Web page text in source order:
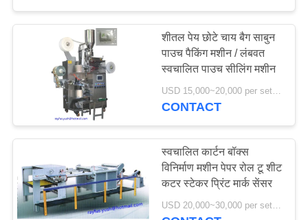
शीतल पेय छोटे चाय बैग साबुन
पाउच पैकिंग मशीन / लंबवत
स्वचालित पाउच सीलिंग मशीन
USD 15,000~20,000 per set MOQ:एक सेट
CONTACT
स्वचालित कार्टन बॉक्स
विनिर्माण मशीन पेपर रोल टू शीट
कटर स्टेकर प्रिंट मार्क सेंसर
USD 20,000~30,000 per set MOQ:एक सेट